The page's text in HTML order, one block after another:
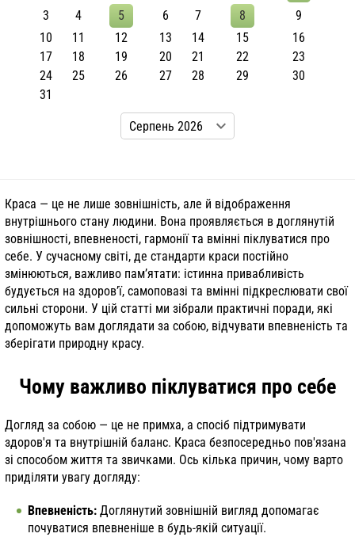
3
4 5 6 7 8
9
10
11 12 13 14 15
16
17
18 19 20 21 22
23
24
25 26 27 28 29
30
31
Краса — це не лише зовнішність, але й відображення
внутрішнього стану людини. Вона проявляється в доглянутій
зовнішності, впевненості, гармонії та вмінні піклуватися про
себе. У сучасному світі, де стандарти краси постійно
змінюються, важливо пам’ятати: істинна привабливість
будується на здоров’ї, самоповазі та вмінні підкреслювати свої
сильні сторони. У цій статті ми зібрали практичні поради, які
допоможуть вам доглядати за собою, відчувати впевненість та
зберігати природну красу.
Чому важливо піклуватися про себе
Догляд за собою — це не примха, а спосіб підтримувати
здоров'я та внутрішній баланс. Краса безпосередньо пов'язана
зі способом життя та звичками. Ось кілька причин, чому варто
приділяти увагу догляду:
Впевненість: Доглянутий зовнішній вигляд допомагає
почуватися впевненіше в будь-якій ситуації.